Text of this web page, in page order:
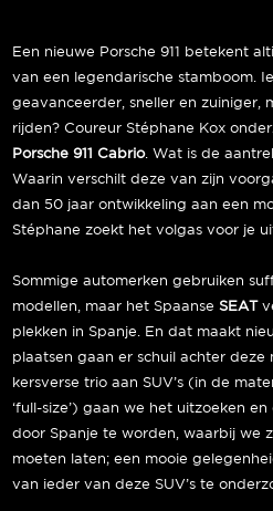
Een nieuwe Porsche 911 betekent
van een legendarische stamboom.
geavanceerder, sneller en zuiniger,
rijden? Coureur Stéphane Kox
Porsche 911 Cabrio. Wat is de
Waarin verschilt deze van zijn
dan 50 jaar ontwikkeling aan een
Stéphane zoekt het volgas voor je
Sommige automerken gebruiken
modellen, maar het SpaanseSEAT
plekken in Spanje. En dat maakt
plaatsen gaan er schuil achter deze
kersverse trio aan SUV’s (in de
‘full-size’) gaan we het uitzoeken
door Spanje te worden, waarbij we
moeten laten; een mooie
van ieder van deze SUV’s te